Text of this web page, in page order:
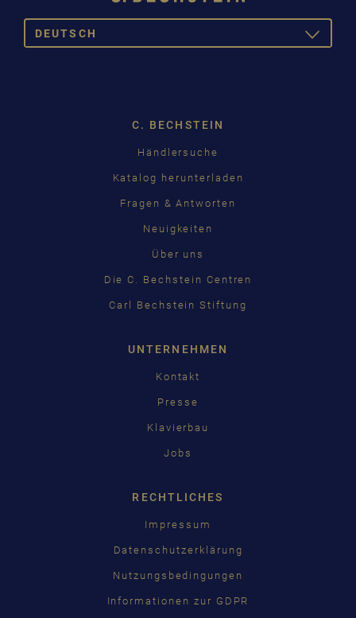
DEUTSCH
TOGGLE
C. BECHSTEIN
Händlersuche
Katalog herunterladen
Fragen & Antworten
Neuigkeiten
Über uns
Die C. Bechstein Centren
Carl Bechstein Stiftung
UNTERNEHMEN
Kontakt
Presse
Klavierbau
Jobs
RECHTLICHES
Impressum
Datenschutzerklärung
Nutzungsbedingungen
Informationen zur GDPR